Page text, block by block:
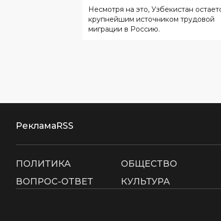
Несмотря на это, Узбекистан
крупнейшим источником трудовой
миграции в Россию.
РекламаRSS
ПОЛИТИКА
ОБЩЕСТВО
ВОПРОС-ОТВЕТ
КУЛЬТУРА